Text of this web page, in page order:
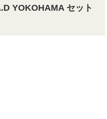
YOKOHAMA セット